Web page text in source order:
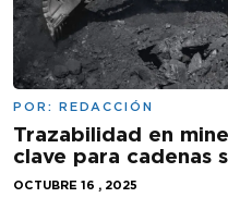
POR: REDACCIÓN
Trazabilidad en
clave para cadenas
OCTUBRE 16 , 2025